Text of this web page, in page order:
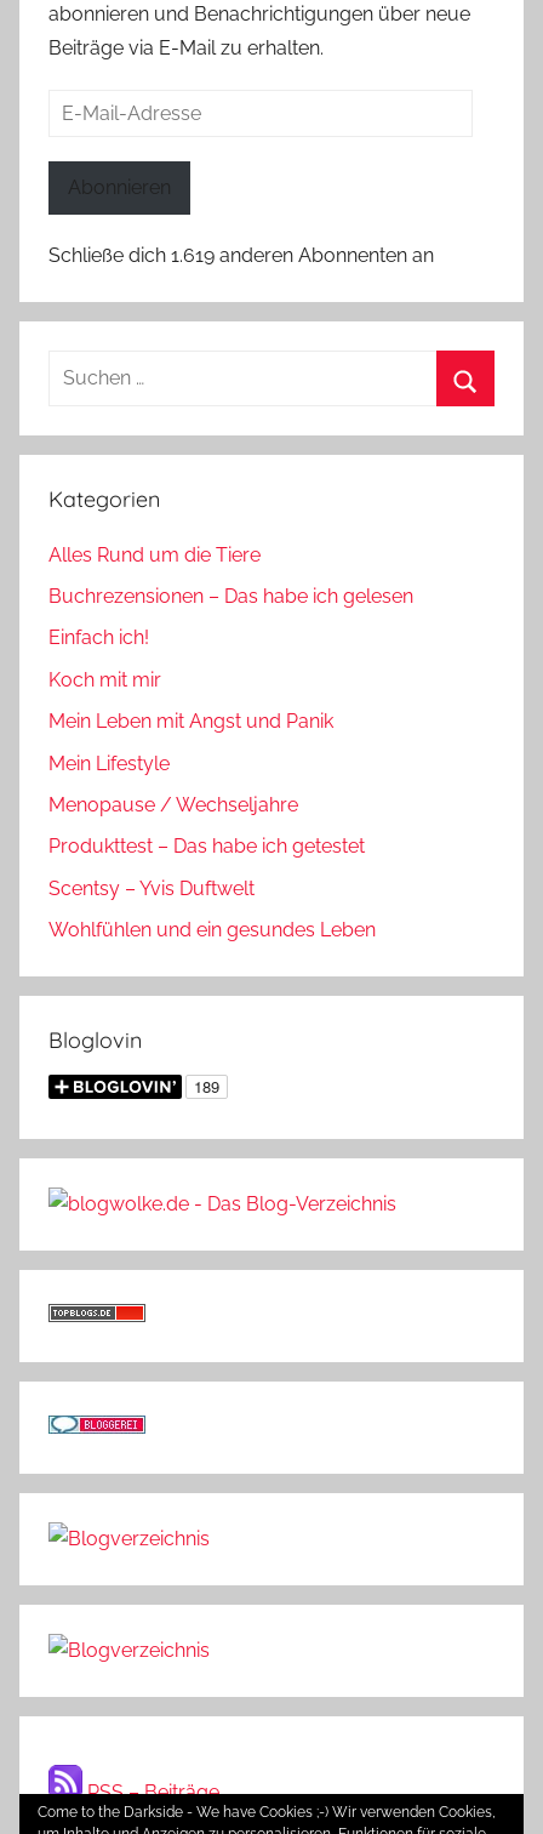
abonnieren und Benachrichtigungen über neue
Beiträge via E-Mail zu erhalten.
E-
Abonnieren
Schließe dich 1.619 anderen Abonnenten an
Suchen
Kategorien
Alles Rund um die Tiere
Buchrezensionen – Das habe ich gelesen
Einfach ich!
Koch mit mir
Mein Leben mit Angst und Panik
Mein Lifestyle
Menopause / Wechseljahre
Produkttest – Das habe ich getestet
Scentsy – Yvis Duftwelt
Wohlfühlen und ein gesundes Leben
Bloglovin
RSS – Beiträge
Come to the Darkside - We have Cookies ;-) Wir verwenden Cookies,